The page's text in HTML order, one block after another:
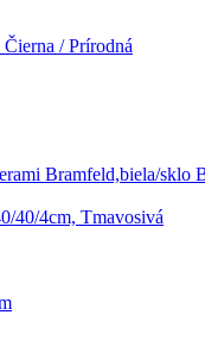
/ Prírodná
Bramfeld,biela/sklo
40/4cm, Tmavosivá